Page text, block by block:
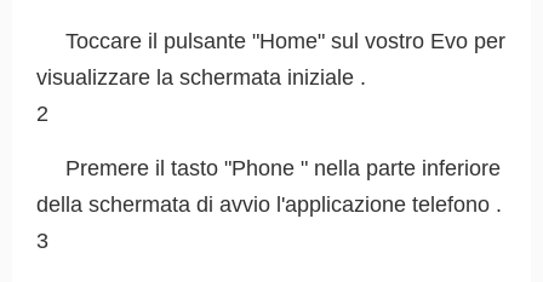
Toccare il pulsante "Home" sul vostro Evo per
visualizzare la schermata iniziale .
2
Premere il tasto "Phone " nella parte inferiore
della schermata di avvio l'applicazione telefono .
3